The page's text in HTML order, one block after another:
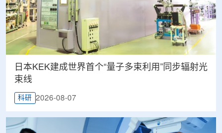
日本KEK建成世界首个“量子多束利用”同步辐射光
束线
科研 2026-08-07